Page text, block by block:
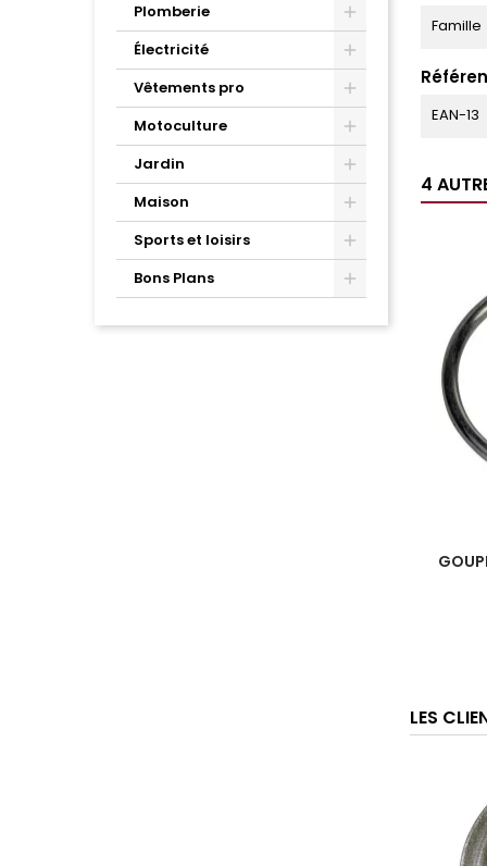
Plomberie
Électricité
Vêtements pro
Motoculture
Jardin
Maison
Sports et loisirs
Bons Plans
Famille
EAN-13
4
LES